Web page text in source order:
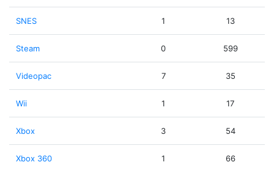
SNES 1 13
Steam 0 599
Videopac 7 35
Wii 1 17
Xbox 3 54
Xbox 360 1 66